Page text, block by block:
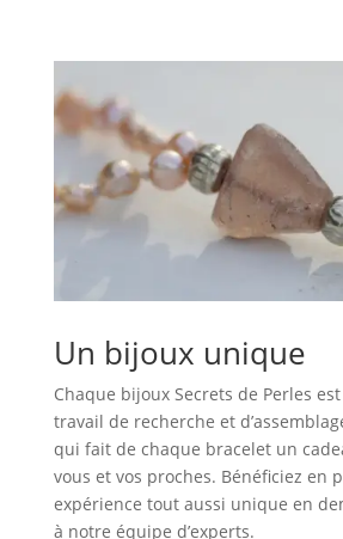
Un bijoux unique
Chaque bijoux Secrets de Perles
travail de recherche et
qui fait de chaque bracelet un
vous et vos proches. Bénéficiez en
expérience tout aussi unique en
à notre équipe d’experts.